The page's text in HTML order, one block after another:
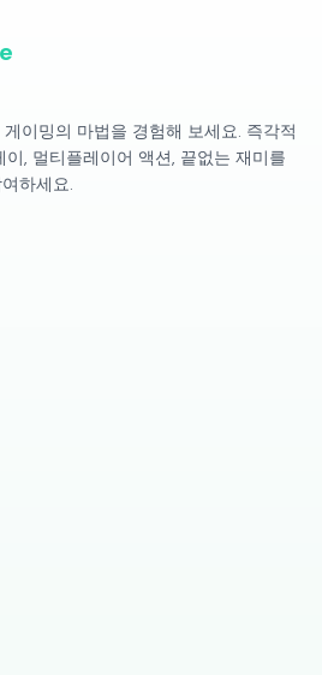
이밍의 마법을 경험해 보세요. 즉각적
, 멀티플레이어 액션, 끝없는 재미를
하세요.